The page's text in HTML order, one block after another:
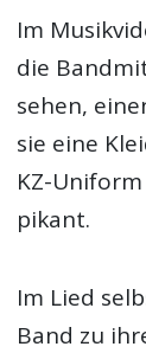
Im
die
sehen,
sie eine
KZ-
pikant.
Im Lied
Band zu